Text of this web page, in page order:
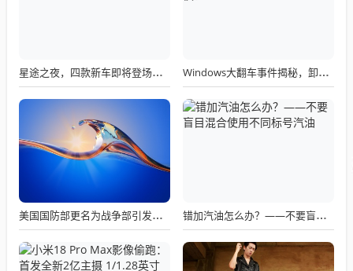
星途之夜，四款新车即将登场，未来道路明朗化 Windows大翻车事件揭秘，卸载也出错，微软建议需谨慎！
美国国防部更名为战争部引发关注热议 错加汽油怎么办？——不要盲目混合使用不同标号汽油